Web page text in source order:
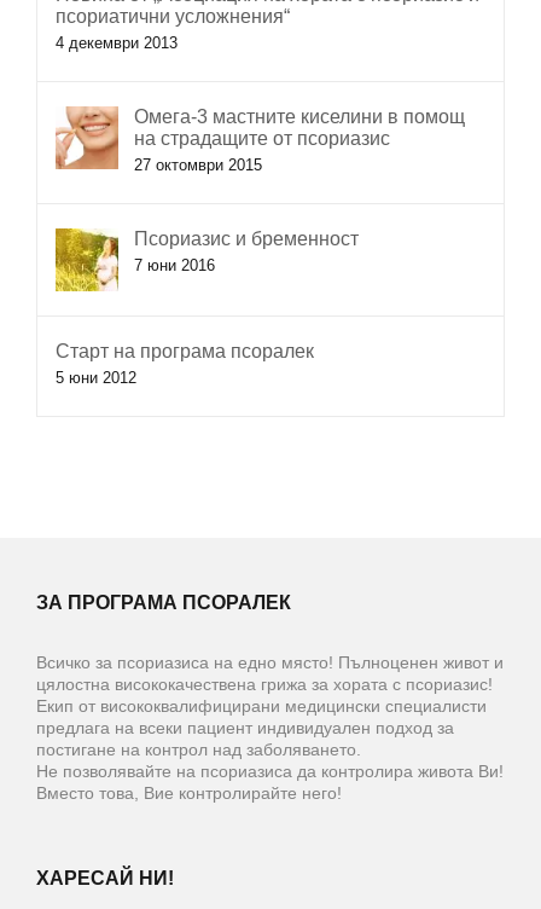
псориатични усложнения“
4 декември 2013
Омега-3 мастните киселини в помощ
на страдащите от псориазис
27 октомври 2015
Псориазис и бременност
7 юни 2016
Старт на програма псоралек
5 юни 2012
ЗА ПРОГРАМА ПСОРАЛЕК
Всичко за псориазиса на едно място! Пълноценен живот и
цялостна висококачествена грижа за хората с псориазис!
Екип от висококвалифицирани медицински специалисти
предлага на всеки пациент индивидуален подход за
постигане на контрол над заболяването.
Не позволявайте на псориазиса да контролира живота Ви!
Вместо това, Вие контролирайте него!
ХАРЕСАЙ НИ!